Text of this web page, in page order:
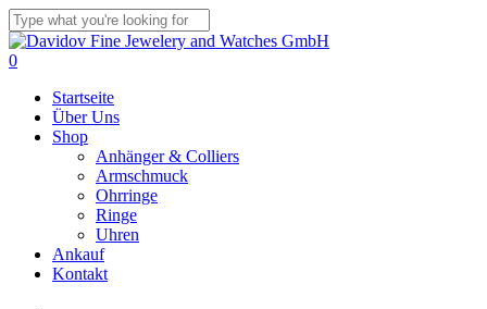
Skip
to
main
Close
Search
search
0
Startseite
Über Uns
Shop
Anhänger & Colliers
Armschmuck
Ohrringe
Ringe
Uhren
Ankauf
Kontakt